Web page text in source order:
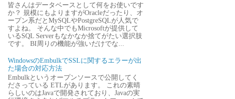
皆さんはデータベースとして何をお使いです
か？ 規模にもよりますがOracleだったり、オ
ープン系だとMySQLやPostgreSQLが人気で
すよね。 そんな中でもMicrosoftが提供して
いるSQL Serverもなかなか捨てがたい選択肢
です。 BI周りの機能が強いだけでな...
WindowsのEmbulkでSSLに関するエラーが出
た場合の対応方法
Embulkというオープンソースで公開してく
ださっている ETLがあります。 これの素晴
らしいのはJavaで開発されており、Javaの実